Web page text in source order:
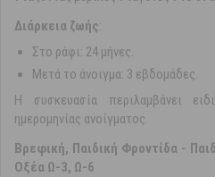
Διάρκεια ζωής:
Στο ράφι: 24 μήνες.
Μετά το άνοιγμα: 3 εβδομάδες.
Η συσκευασία περιλαμβάνει
ημερομηνίας ανοίγματος.
Βρεφική, Παιδική Φροντίδα -
Οξέα Ω-3, Ω-6